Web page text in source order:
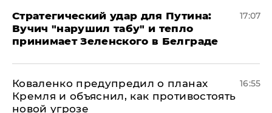
Стратегический удар для Путина:
Вучич "нарушил табу" и тепло
принимает Зеленского в Белграде
17:07
Коваленко предупредил о планах
Кремля и объяснил, как противостоять
новой угрозе
16:55